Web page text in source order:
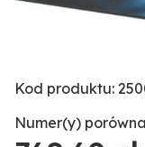
Kod produktu:
Numer(y)